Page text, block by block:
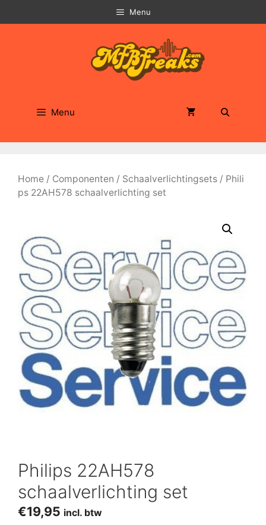
naar
Menu
Menu
Home / Componenten / Schaalverlichtingsets / Phili
ps 22AH578 schaalverlichting set
Philips 22AH578
schaalverlichting set
€19,95 incl. btw